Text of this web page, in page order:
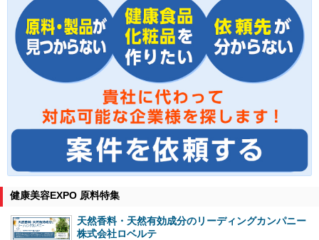
健康美容EXPO 原料特集
天然香料・天然有効成分のリーディングカンパニー
株式会社ロベルテ